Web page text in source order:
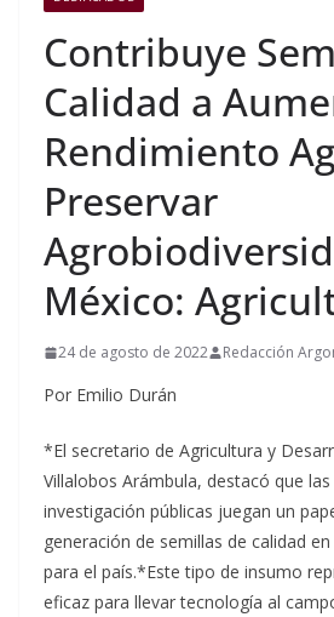
Contribuye
Calidad a
Rendimiento
Preservar
México:
24 de agosto de 2022 Redacción
Por Emilio Durán
*​El secretario de Agricultura y
Villalobos Arámbula, destacó que
investigación públicas juegan un
generación de semillas de calidad
para el país.*Este tipo de insumo
eficaz para llevar tecnología al